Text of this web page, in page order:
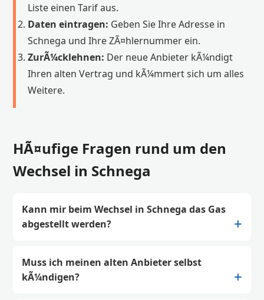
Liste einen Tarif aus.
Daten eintragen: Geben Sie Ihre Adresse in
Schnega und Ihre ZÃ¤hlernummer ein.
ZurÃ¼cklehnen: Der neue Anbieter kÃ¼ndigt
Ihren alten Vertrag und kÃ¼mmert sich um alles
Weitere.
HÃ¤ufige Fragen rund um den
Wechsel in Schnega
Kann mir beim Wechsel in Schnega das Gas
abgestellt werden?
Muss ich meinen alten Anbieter selbst
kÃ¼ndigen?